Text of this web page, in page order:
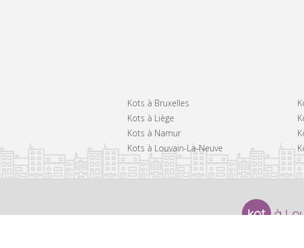
Kots à Bruxelles
Kots à Liège
Kots à Namur
Kots à Louvain-La-Neuve